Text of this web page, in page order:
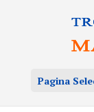
Pagina